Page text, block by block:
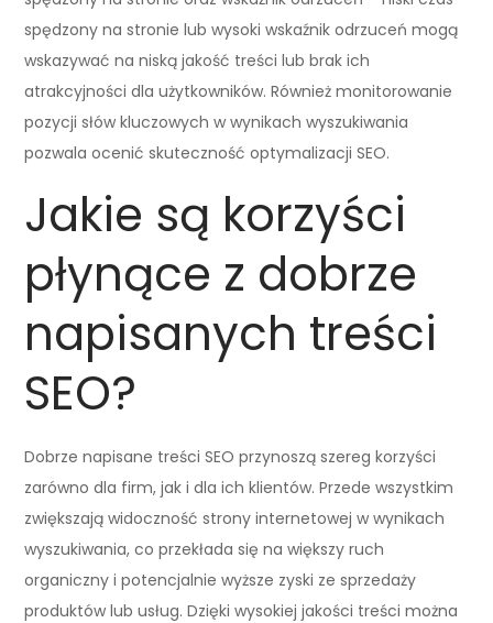
spędzony na stronie lub wysoki wskaźnik odrzuceń mogą
wskazywać na niską jakość treści lub brak ich
atrakcyjności dla użytkowników. Również monitorowanie
pozycji słów kluczowych w wynikach wyszukiwania
pozwala ocenić skuteczność optymalizacji SEO.
Jakie są korzyści
płynące z dobrze
napisanych treści
SEO?
Dobrze napisane treści SEO przynoszą szereg korzyści
zarówno dla firm, jak i dla ich klientów. Przede wszystkim
zwiększają widoczność strony internetowej w wynikach
wyszukiwania, co przekłada się na większy ruch
organiczny i potencjalnie wyższe zyski ze sprzedaży
produktów lub usług. Dzięki wysokiej jakości treści można